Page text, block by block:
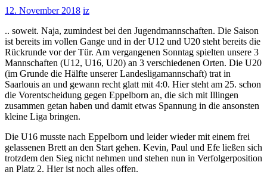
12. November 2018 iz
.. soweit. Naja, zumindest bei den Jugendmannschaften. Die Saison
ist bereits im vollen Gange und in der U12 und U20 steht bereits die
Rückrunde vor der Tür. Am vergangenen Sonntag spielten unsere 3
Mannschaften (U12, U16, U20) an 3 verschiedenen Orten. Die U20
(im Grunde die Hälfte unserer Landesligamannschaft) trat in
Saarlouis an und gewann recht glatt mit 4:0. Hier steht am 25. schon
die Vorentscheidung gegen Eppelborn an, die sich mit Illingen
zusammen getan haben und damit etwas Spannung in die ansonsten
kleine Liga bringen.
Die U16 musste nach Eppelborn und leider wieder mit einem frei
gelassenen Brett an den Start gehen. Kevin, Paul und Efe ließen sich
trotzdem den Sieg nicht nehmen und stehen nun in Verfolgerposition
an Platz 2. Hier ist noch alles offen.